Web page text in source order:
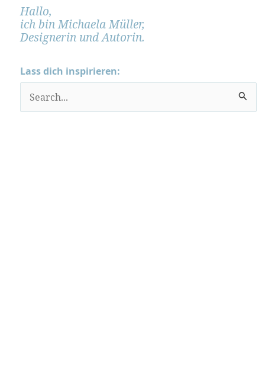
Hallo,
ich bin Michaela Müller,
Designerin und Autorin.
Lass dich inspirieren:
u